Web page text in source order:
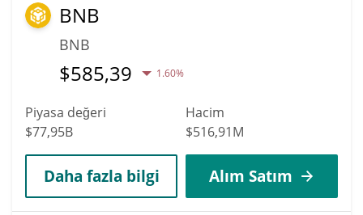
BNB
BNB
$585,39 1.60%
Piyasa değeri
$77,95B
Hacim
$516,91M
Daha fazla bilgi Alım Satım